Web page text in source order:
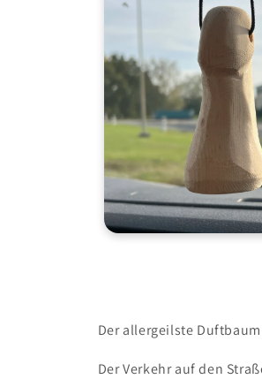
Medien
Der allergeilste
Der Verkehr auf den